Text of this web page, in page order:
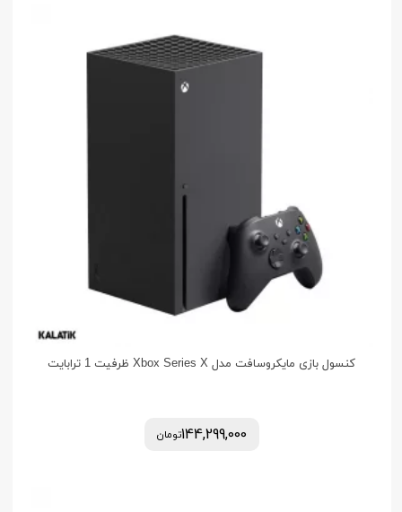
کنسول بازی مایکروسافت مدل Xbox Series X ظرفیت 1 ترابایت
144,299,000تومان